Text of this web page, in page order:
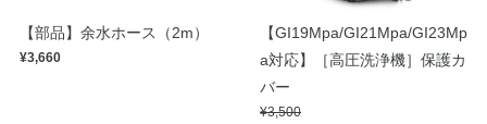
【部品】余水ホース（2m）
¥3,660
【GI19Mpa/GI21Mpa/GI23Mp
a対応】［高圧洗浄機］保護カ
バー
¥3,500